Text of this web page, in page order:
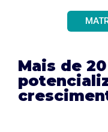
Mais de